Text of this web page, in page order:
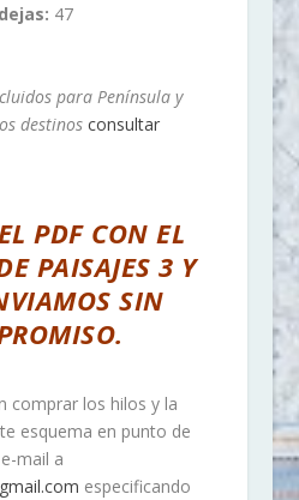
47
para Península y
destinos consultar
PDF CON EL
PAISAJES 3 Y
SIN
comprar los hilos y la
esquema en punto de
mail a
especificando